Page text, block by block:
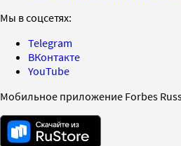
Мы в соцсетях:
Telegram
ВКонтакте
YouTube
Мобильное приложение Forbes